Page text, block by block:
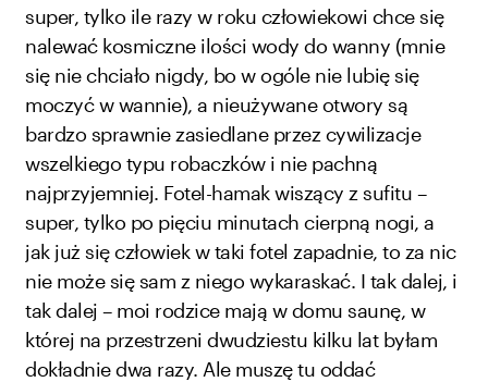
super, tylko ile razy w roku człowiekowi chce się
nalewać kosmiczne ilości wody do wanny (mnie
się nie chciało nigdy, bo w ogóle nie lubię się
moczyć w wannie), a nieużywane otwory są
bardzo sprawnie zasiedlane przez cywilizacje
wszelkiego typu robaczków i nie pachną
najprzyjemniej. Fotel-hamak wiszący z sufitu –
super, tylko po pięciu minutach cierpną nogi, a
jak już się człowiek w taki fotel zapadnie, to za nic
nie może się sam z niego wykaraskać. I tak dalej, i
tak dalej – moi rodzice mają w domu saunę, w
której na przestrzeni dwudziestu kilku lat byłam
dokładnie dwa razy. Ale muszę tu oddać